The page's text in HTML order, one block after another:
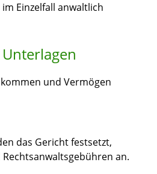
Einzelfall anwaltlich
und Vermögen
das Gericht festsetzt,
an.